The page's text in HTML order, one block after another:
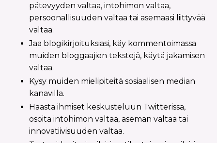
pätevyyden valtaa, intohimon valtaa,
persoonallisuuden valtaa tai asemaasi liittyvää
valtaa.
Jaa blogikirjoituksiasi, käy kommentoimassa
muiden bloggaajien tekstejä, käytä jakamisen
valtaa.
Kysy muiden mielipiteitä sosiaalisen median
kanavilla.
Haasta ihmiset keskusteluun Twitterissä,
osoita intohimon valtaa, aseman valtaa tai
innovatiivisuuden valtaa.